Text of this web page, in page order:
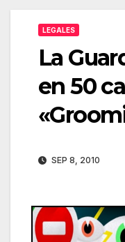
LEGALES
La
en 50
SEP 8, 2010